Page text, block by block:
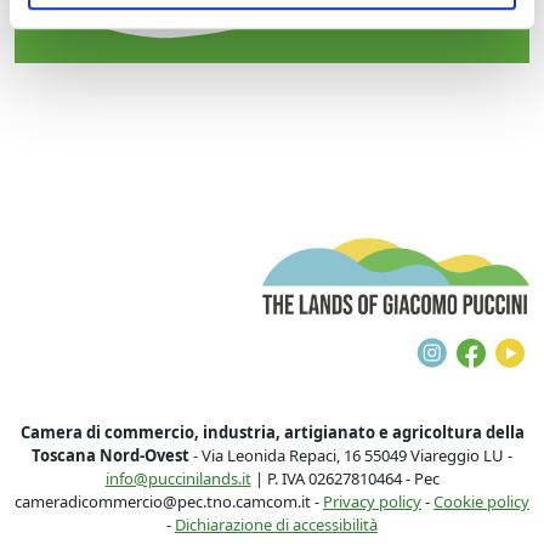
Camera di commercio, industria, artigianato e agricoltura della
Toscana Nord-Ovest- Via Leonida Repaci, 16 55049 Viareggio LU -
info@puccinilands.it| P. IVA 02627810464 - Pec
cameradicommercio@pec.tno.camcom.it - Privacy policy-Cookie policy
- Dichiarazione di accessibilità